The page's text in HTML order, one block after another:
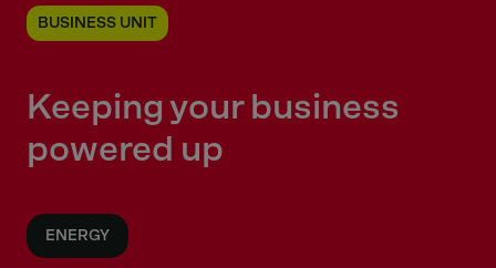
BUSINESS UNIT
Keeping your business
powered up
ENERGY